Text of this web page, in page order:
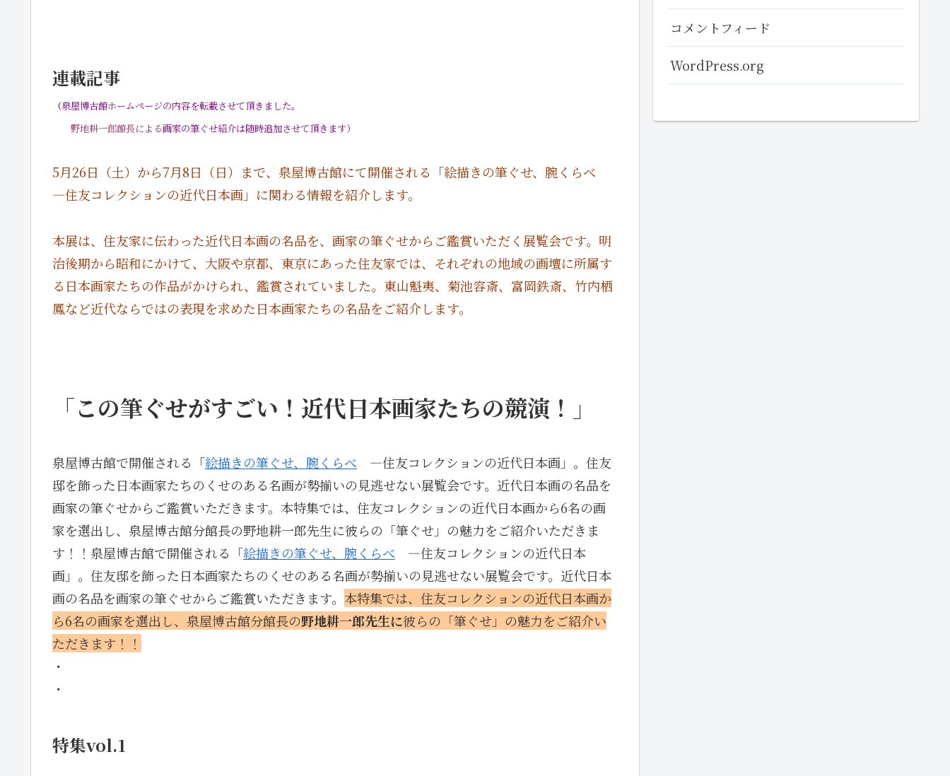
連載記事
（泉屋博古館ホームページの内容を転載させて頂きました。
野地耕一郎館長による画家の筆ぐせ紹介は随時追加させて頂きます）
5月26日（土）から7月8日（日）まで、泉屋博古館にて開催される「絵描きの筆ぐせ、腕くらべ
―住友コレクションの近代日本画」に関わる情報を紹介します。
本展は、住友家に伝わった近代日本画の名品を、画家の筆ぐせからご鑑賞いただく展覧会です。明
治後期から昭和にかけて、大阪や京都、東京にあった住友家では、それぞれの地域の画壇に所属す
る日本画家たちの作品がかけられ、鑑賞されていました。東山魁夷、菊池容斎、富岡鉄斎、竹内栖
鳳など近代ならではの表現を求めた日本画家たちの名品をご紹介します。
「この筆ぐせがすごい！近代日本画家たちの競演！」
泉屋博古館で開催される「絵描きの筆ぐせ、腕くらべ ―住友コレクションの近代日本画」。住友
邸を飾った日本画家たちのくせのある名画が勢揃いの見逃せない展覧会です。近代日本画の名品を
画家の筆ぐせからご鑑賞いただきます。本特集では、住友コレクションの近代日本画から6名の画
家を選出し、泉屋博古館分館長の野地耕一郎先生に彼らの「筆ぐせ」の魅力をご紹介いただきま
す！！泉屋博古館で開催される「絵描きの筆ぐせ、腕くらべ ―住友コレクションの近代日本
画」。住友邸を飾った日本画家たちのくせのある名画が勢揃いの見逃せない展覧会です。近代日本
画の名品を画家の筆ぐせからご鑑賞いただきます。 本特集では、住友コレクションの近代日本画か
ら6名の画家を選出し、泉屋博古館分館長の野地耕一郎先生に彼らの「筆ぐせ」の魅力をご紹介い
ただきます！！
・
・
特集vol.1
コメントフィード
WordPress.org